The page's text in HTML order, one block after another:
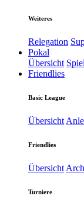
Weiteres
Relegation
Pokal
Übersicht
Friendlies
Basic League
Übersicht
Friendlies
Übersicht
Turniere